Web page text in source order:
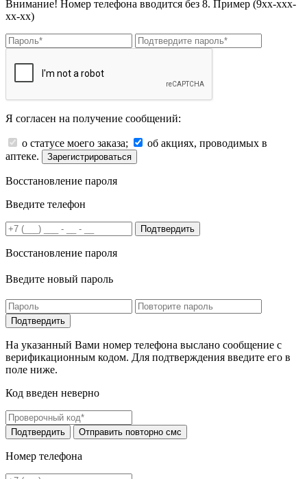
Внимание! Номер телефона вводится без 8. Пример (9хх-ххх-
хх-хх)
Я согласен на получение сообщений:
о статусе моего заказа;
об акциях, проводимых в
аптеке.
Зарегистрироваться
Восстановление пароля
Введите телефон
Подтвердить
Восстановление пароля
Введите новый пароль
На указанный Вами номер телефона выслано сообщение с
верификационным кодом. Для подтверждения введите его в
поле ниже.
Код введен неверно
Номер телефона